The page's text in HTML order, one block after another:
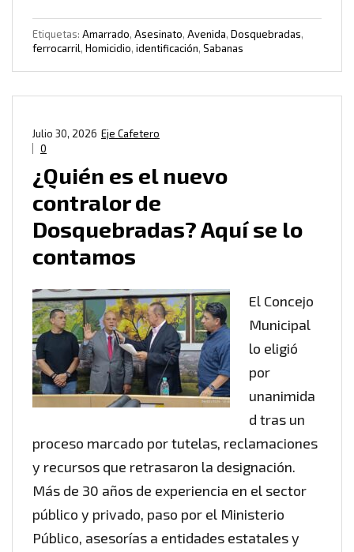
Etiquetas: Amarrado, Asesinato, Avenida, Dosquebradas,
ferrocarril, Homicidio, identificación, Sabanas
Eje Cafetero
Julio 30, 2026
0
¿Quién es el nuevo
contralor de
Dosquebradas? Aquí se lo
contamos
El Concejo
Municipal
lo eligió
por
unanimida
d tras un
proceso marcado por tutelas, reclamaciones
y recursos que retrasaron la designación.
Más de 30 años de experiencia en el sector
público y privado, paso por el Ministerio
Público, asesorías a entidades estatales y